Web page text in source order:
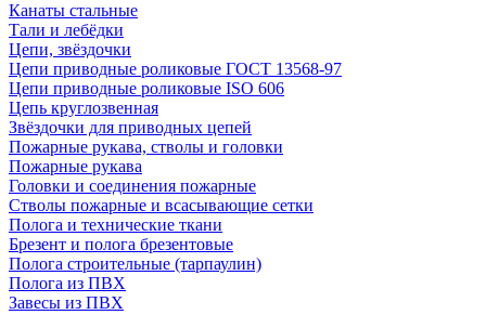
Канаты стальные
Тали и лебёдки
Цепи, звёздочки
Цепи приводные роликовые ГОСТ 13568-97
Цепи приводные роликовые ISO 606
Цепь круглозвенная
Звёздочки для приводных цепей
Пожарные рукава, стволы и головки
Пожарные рукава
Головки и соединения пожарные
Стволы пожарные и всасывающие сетки
Полога и технические ткани
Брезент и полога брезентовые
Полога строительные (тарпаулин)
Полога из ПВХ
Завесы из ПВХ